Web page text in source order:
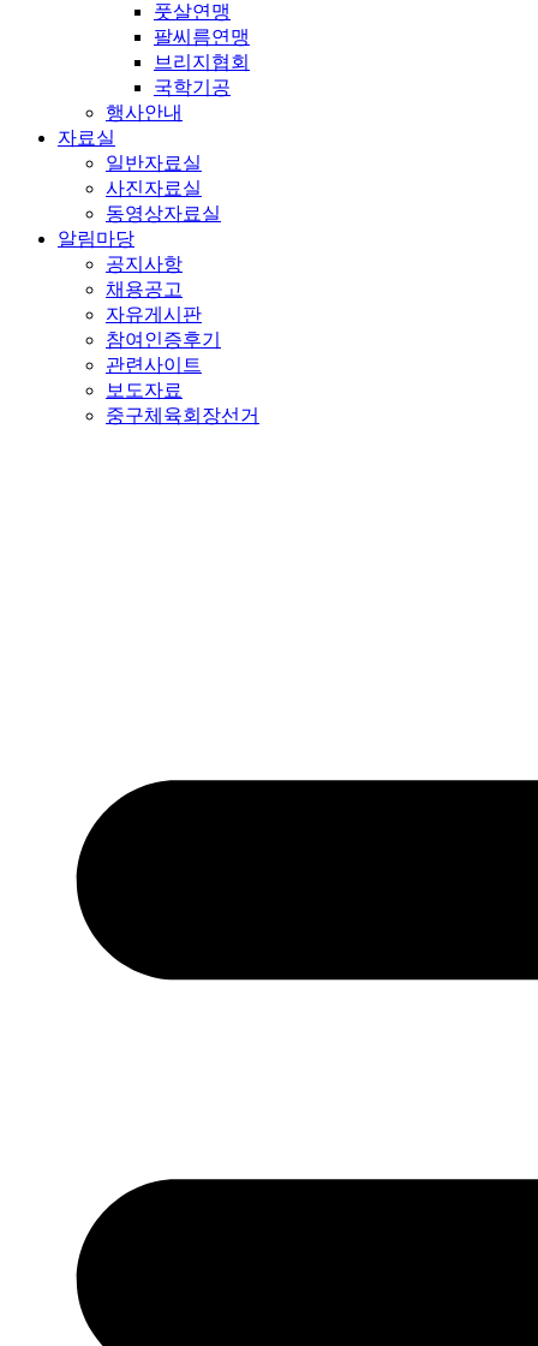
풋살연맹
팔씨름연맹
브리지협회
국학기공
행사안내
자료실
일반자료실
사진자료실
동영상자료실
알림마당
공지사항
채용공고
자유게시판
참여인증후기
관련사이트
보도자료
중구체육회장선거